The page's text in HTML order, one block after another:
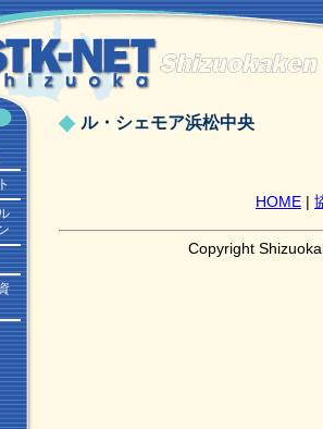
ル・シェモア浜松中央
HOME |
Copyright